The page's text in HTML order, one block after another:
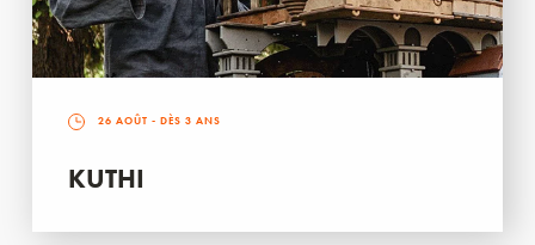
26 AOÛT - DÈS 3 ANS
KUTHI